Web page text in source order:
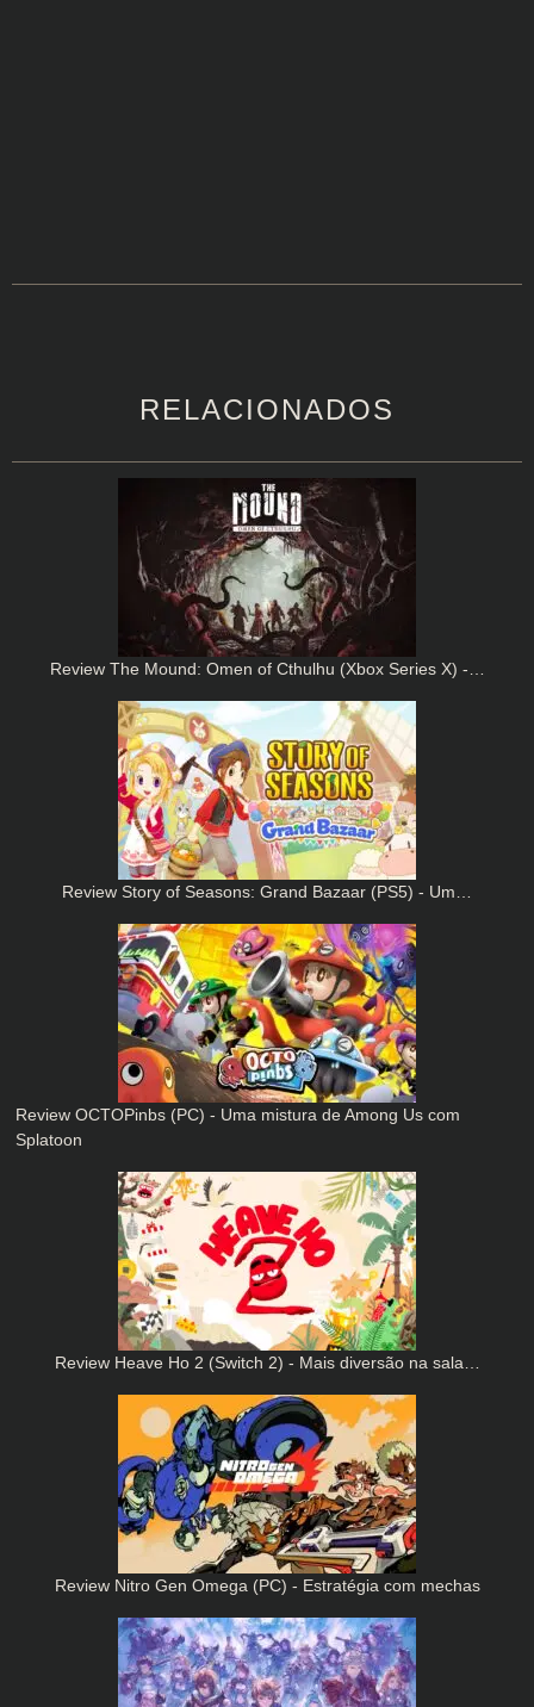
RELACIONADOS
Review The Mound: Omen of Cthulhu (Xbox Series X) -…
Review Story of Seasons: Grand Bazaar (PS5) - Um…
Review OCTOPinbs (PC) - Uma mistura de Among Us com
Splatoon
Review Heave Ho 2 (Switch 2) - Mais diversão na sala…
Review Nitro Gen Omega (PC) - Estratégia com mechas